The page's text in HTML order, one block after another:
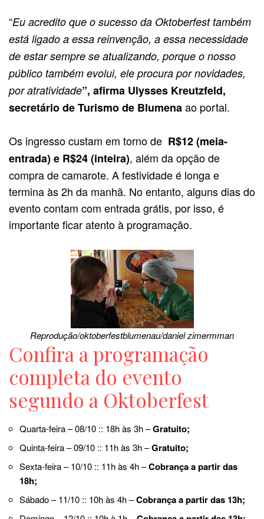
“Eu acredito que o sucesso da Oktoberfest também
está ligado a essa reinvenção, a essa necessidade
de estar sempre se atualizando, porque o nosso
público também evolui, ele procura por novidades,
por atratividade”, afirma Ulysses Kreutzfeld,
secretário de Turismo de Blumenaao portal.
Os ingresso custam em torno de R$12 (meia-
entrada) e R$24 (inteira), além da opção de
compra de camarote. A festividade é longa e
termina às 2h da manhã. No entanto, alguns dias do
evento contam com entrada grátis, por isso, é
importante ficar atento à programação.
Reprodução/oktoberfestblumenau/daniel zimermman
Confira a programação
completa do evento
segundo a Oktoberfest
Quarta-feira – 08/10 :: 18h às 3h –Gratuito;
Quinta-feira – 09/10 :: 11h às 3h –Gratuito;
Sexta-feira – 10/10 :: 11h às 4h –Cobrança a partir das
18h;
Sábado – 11/10 :: 10h às 4h –Cobrança a partir das 13h;